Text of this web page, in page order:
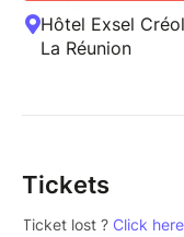
Hôtel Exsel
La Réunion
Tickets